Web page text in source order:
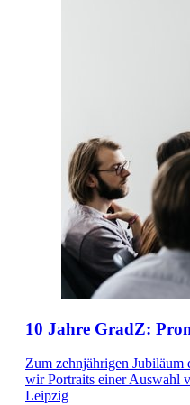
10 Jahre GradZ:
Zum zehnjährigen Jubiläum
wir Portraits einer Auswahl
Leipzig